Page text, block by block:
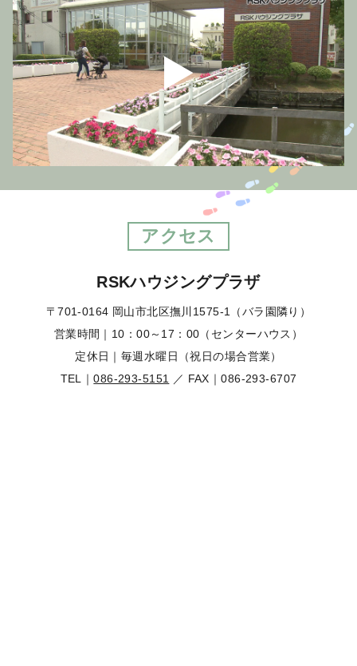
Play
Video
アクセス
RSKハウジングプラザ
〒701-0164 岡山市北区撫川1575-1（バラ園隣り）
営業時間｜10：00～17：00（センターハウス）
定休日｜毎週水曜日（祝日の場合営業）
TEL｜086-293-5151 ／ FAX｜086-293-6707